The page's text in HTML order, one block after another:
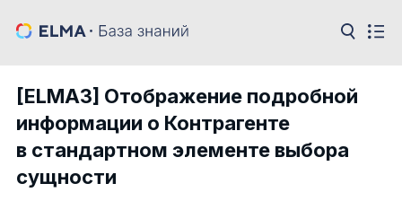
[ELMA3] Отображение подробной
информации о Контрагенте
в стандартном элементе выбора
сущности